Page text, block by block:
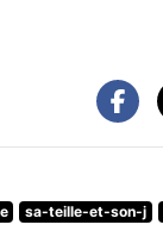
sa-teille-et-son-j